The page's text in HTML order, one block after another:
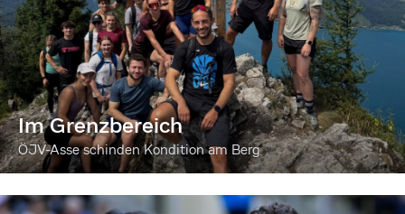
Im Grenzbereich
ÖJV-Asse schinden Kondition am Berg